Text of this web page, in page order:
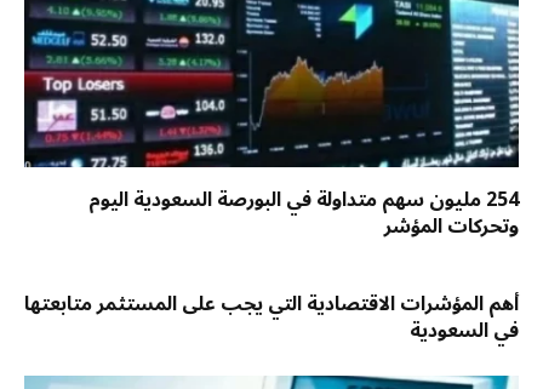
254 مليون سهم متداولة في البورصة السعودية اليوم
وتحركات المؤشر
أهم المؤشرات الاقتصادية التي يجب على المستثمر متابعتها
في السعودية